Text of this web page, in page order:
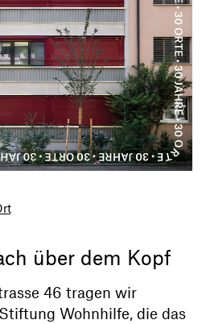
über dem Kopf
46 tragen wir
Wohnhilfe, die das